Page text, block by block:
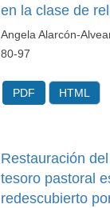
en la clase de
Angela Alarcón-
80-97
PDF HTML
Restauración
tesoro pastoral
redescubierto